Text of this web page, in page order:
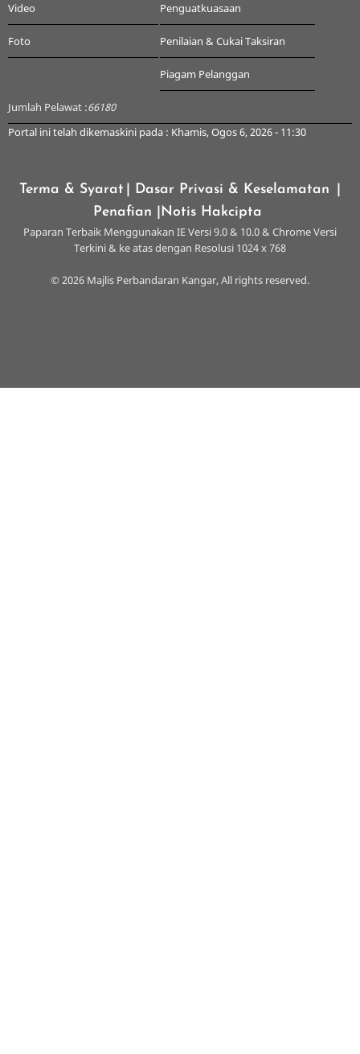
Video
Foto
Penguatkuasaan
Penilaian & Cukai Taksiran
Piagam Pelanggan
Jumlah Pelawat :66180
Portal ini telah dikemaskini pada : Khamis, Ogos 6, 2026 - 11:30
Terma & Syarat | Dasar Privasi & Keselamatan
Penafian
|Notis Hakcipta
Paparan Terbaik Menggunakan IE Versi 9.0 & 10.0 & Chrome Versi
Terkini & ke atas dengan Resolusi 1024 x 768
© 2026 Majlis Perbandaran Kangar, All rights reserved.